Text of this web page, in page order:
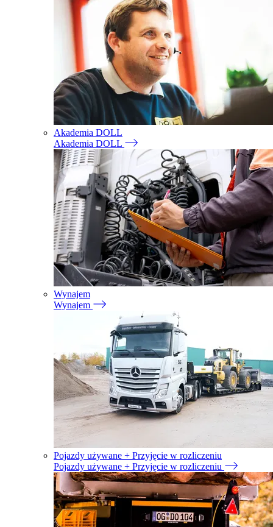
Akademia DOLL
Akademia DOLL
Wynajem
Wynajem
Pojazdy używane + Przyjęcie w rozliczeniu
Pojazdy używane + Przyjęcie w rozliczeniu